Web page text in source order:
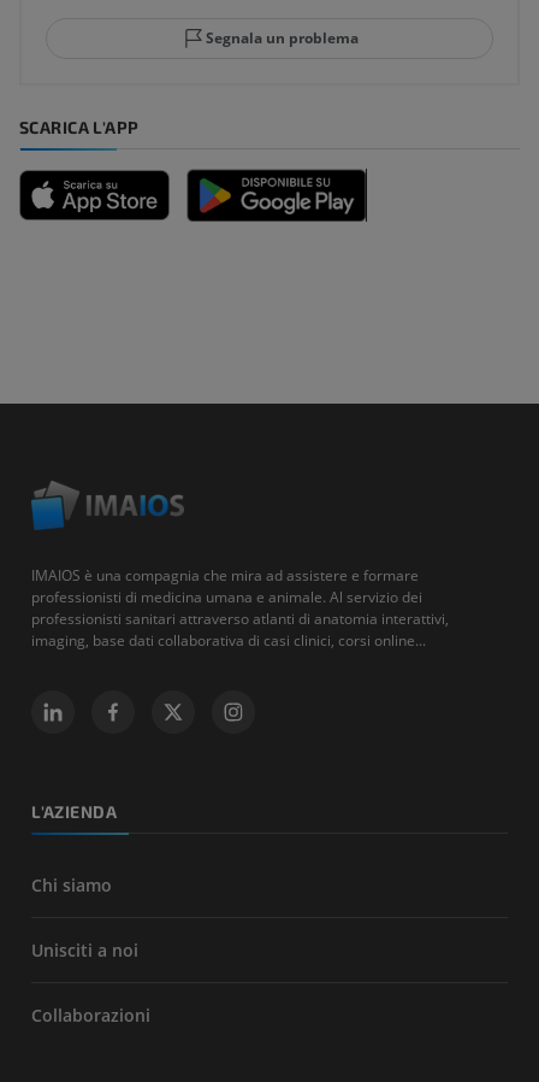
Segnala un problema
SCARICA L'APP
IMAIOS è una compagnia che mira ad assistere e formare
professionisti di medicina umana e animale. Al servizio dei
professionisti sanitari attraverso atlanti di anatomia interattivi,
imaging, base dati collaborativa di casi clinici, corsi online...
L'AZIENDA
Chi siamo
Unisciti a noi
Collaborazioni